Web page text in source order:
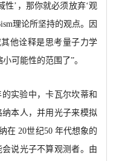
性’，那你就必须放弃‘观
理论所坚持的观点。因
他诠释是思考量子力学
可能性的范围了”。
的实验中，卡瓦尔坎蒂和
本人，并用光子来模拟
在 20世纪50 年代想象的
说光子不算观测者。由